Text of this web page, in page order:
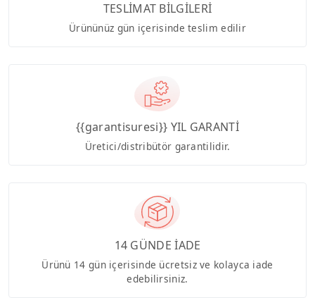
TESLİMAT BİLGİLERİ
Ürününüz gün içerisinde teslim edilir
{{garantisuresi}} YIL GARANTİ
Üretici/distribütör garantilidir.
14 GÜNDE İADE
Ürünü 14 gün içerisinde ücretsiz ve kolayca iade
edebilirsiniz.